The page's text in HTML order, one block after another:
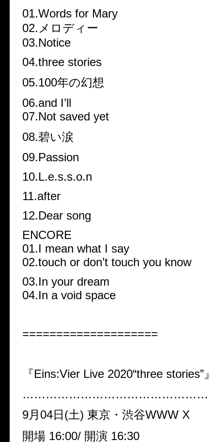
01.Words for Mary
02.メロディー
03.Notice
04.three stories
05.100年の幻想
06.and I’ll
07.Not saved yet
08.碧い涙
09.Passion
10.L.e.s.s.o.n
11.after
12.Dear song
ENCORE
01.I mean what I say
02.touch or don’t touch you know
03.In your dream
04.In a void space
====================
『Eins:Vier Live 2020“three stories”』
…………………………………………
9月04日(土) 東京・渋谷WWW X
開場 16:00/ 開演 16:30